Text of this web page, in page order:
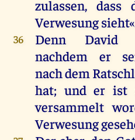
zulassen, dass
Verwesungsieht
36 Denn David
nachdem
er
nachdem
hat; und er ist
versammelt
Verwesung